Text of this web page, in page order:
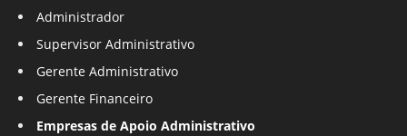
Administrador
Supervisor Administrativo
Gerente Administrativo
Gerente Financeiro
Empresas de Apoio Administrativo